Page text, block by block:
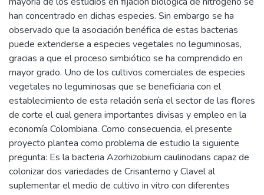
han concentrado en dichas especies. Sin embargo se ha
observado que la asociación benéfica de estas bacterias
puede extenderse a especies vegetales no leguminosas,
gracias a que el proceso simbiótico se ha comprendido en
mayor grado. Uno de los cultivos comerciales de especies
vegetales no leguminosas que se beneficiaria con el
establecimiento de esta relación sería el sector de las flores
de corte el cual genera importantes divisas y empleo en la
economía Colombiana. Como consecuencia, el presente
proyecto plantea como problema de estudio la siguiente
pregunta: Es la bacteria Azorhizobium caulinodans capaz de
colonizar dos variedades de Crisantemo y Clavel al
suplementar el medio de cultivo in vitro con diferentes